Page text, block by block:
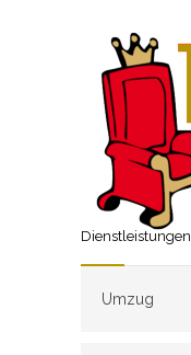
Dienstleistungen
Umzug